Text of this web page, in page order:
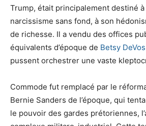
Trump, était principalement destiné
narcissisme sans fond, à son
de richesse. Il a vendu des offices
équivalents d’époque de Betsy DeVos
pussent orchestrer une vaste
Commode fut remplacé par le
Bernie Sanders de l’époque, qui
le pouvoir des gardes prétoriennes,